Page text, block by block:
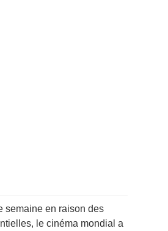
semaine en raison des
le cinéma mondial a